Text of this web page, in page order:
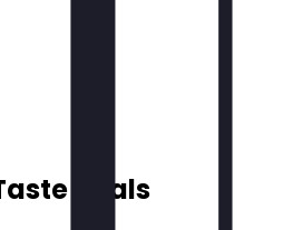
Deals